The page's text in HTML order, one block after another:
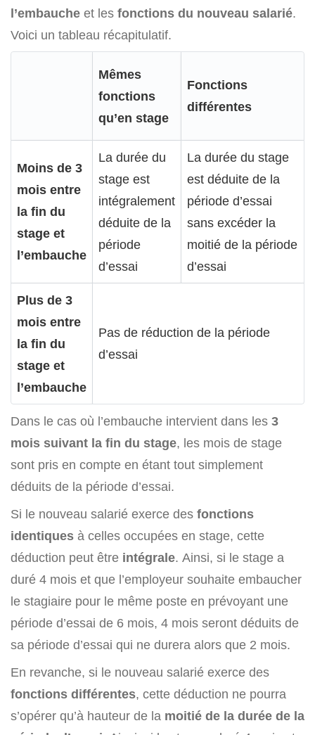
l’embauche et les fonctions du nouveau salarié.
Voici un tableau récapitulatif.
Mêmes
fonctions
qu’en stage
Fonctions
différentes
Moins de 3
mois entre
la fin du
stage et
l’embauche
La durée du
stage est
intégralement
déduite de la
période
d’essai
La durée du stage
est déduite de la
période d’essai
sans excéder la
moitié de la période
d’essai
Plus de 3
mois entre
la fin du
stage et
l’embauche
Pas de réduction de la période
d’essai
Dans le cas où l’embauche intervient dans les 3
mois suivant la fin du stage, les mois de stage
sont pris en compte en étant tout simplement
déduits de la période d’essai.
Si le nouveau salarié exerce des fonctions
identiques à celles occupées en stage, cette
déduction peut être intégrale. Ainsi, si le stage a
duré 4 mois et que l’employeur souhaite embaucher
le stagiaire pour le même poste en prévoyant une
période d’essai de 6 mois, 4 mois seront déduits de
sa période d’essai qui ne durera alors que 2 mois.
En revanche, si le nouveau salarié exerce des
fonctions différentes, cette déduction ne pourra
s’opérer qu’à hauteur de la moitié de la durée de la